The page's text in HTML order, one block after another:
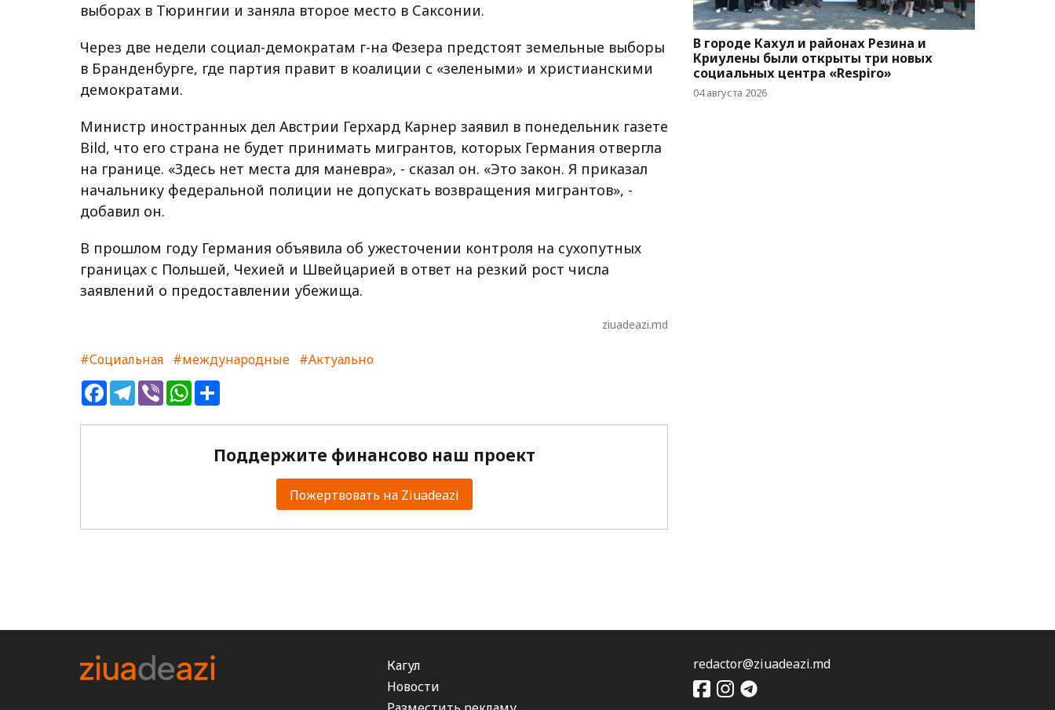
выборах в Тюрингии и заняла второе место в Саксонии.
Через две недели социал-демократам г-на Фезера предстоят земельные выборы
в Бранденбурге, где партия правит в коалиции с «зелеными» и христианскими
демократами.
Министр иностранных дел Австрии Герхард Карнер заявил в понедельник газете
Bild, что его страна не будет принимать мигрантов, которых Германия отвергла
на границе. «Здесь нет места для маневра», - сказал он. «Это закон. Я приказал
начальнику федеральной полиции не допускать возвращения мигрантов», -
добавил он.
В прошлом году Германия объявила об ужесточении контроля на сухопутных
границах с Польшей, Чехией и Швейцарией в ответ на резкий рост числа
заявлений о предоставлении убежища.
ziuadeazi.md
#Социальная #международные #Актуально
FacebookTelegram
ViberWhatsApp
Поддержите финансово наш проект
Пожертвовать на Ziuadeazi
В городе Кахул и районах Резина и
Криулены были открыты три новых
социальных центра «Respiro»
04 августа 2026
Кагул
Новости
redactor@ziuadeazi.md